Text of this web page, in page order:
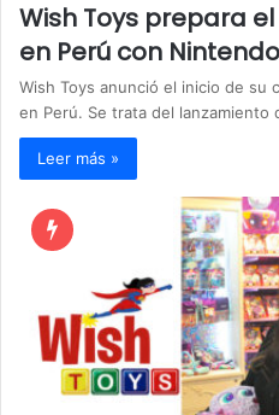
Wish Toys prepara
en Perú con Nintendo
Wish Toys anunció el inicio de su
en Perú. Se trata del lanzamiento
Leer más »